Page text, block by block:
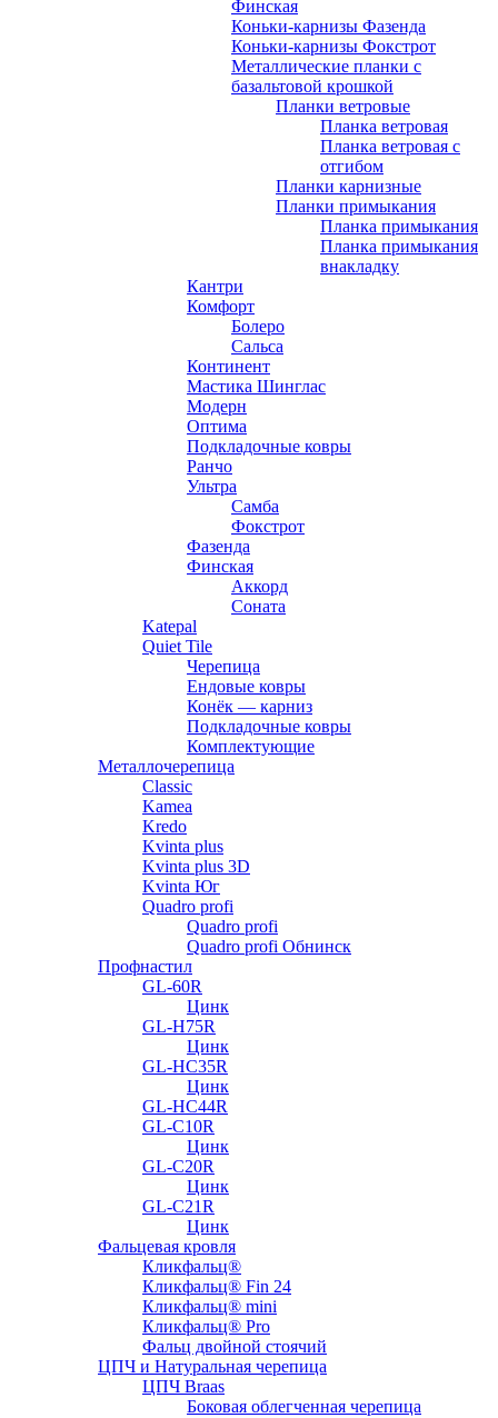
Финская
Коньки-карнизы Фазенда
Коньки-карнизы Фокстрот
Металлические планки с
базальтовой крошкой
Планки ветровые
Планка ветровая
Планка ветровая с
отгибом
Планки карнизные
Планки примыкания
Планка примыкания
Планка примыкания
внакладку
Кантри
Комфорт
Болеро
Сальса
Континент
Мастика Шинглас
Модерн
Оптима
Подкладочные ковры
Ранчо
Ультра
Самба
Фокстрот
Фазенда
Финская
Аккорд
Соната
Katepal
Quiet Tile
Черепица
Ендовые ковры
Конёк — карниз
Подкладочные ковры
Комплектующие
Металлочерепица
Classic
Kamea
Kredo
Kvinta plus
Kvinta plus 3D
Kvinta Юг
Quadro profi
Quadro profi
Quadro profi Обнинск
Профнастил
GL-60R
Цинк
GL-H75R
Цинк
GL-HC35R
Цинк
GL-HC44R
GL-С10R
Цинк
GL-С20R
Цинк
GL-С21R
Цинк
Фальцевая кровля
Кликфальц®
Кликфальц® Fin 24
Кликфальц® mini
Кликфальц® Pro
Фальц двойной стоячий
ЦПЧ и Натуральная черепица
ЦПЧ Braas
Боковая облегченная черепица